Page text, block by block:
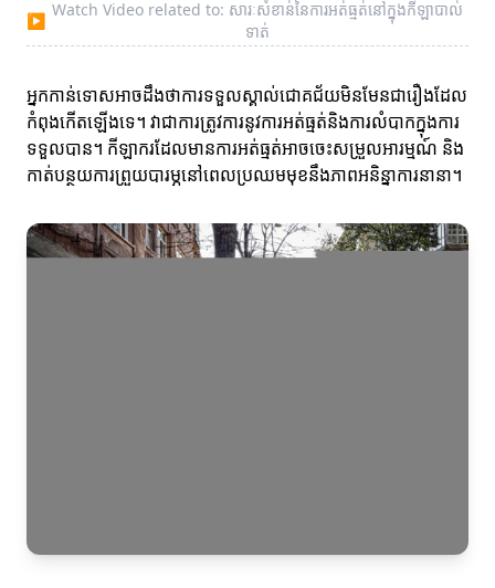
▶
Watch Video related to: សារៈសំខាន់នៃការអត់ធ្មត់នៅក្នុងកីឡាបាល់
ទាត់
អ្នកកាន់ទោសអាចដឹងថាការទទួលស្គាល់ជោគជ័យមិនមែនជារឿងដែល
កំពុងកើតឡើងទេ។ វាជាការត្រូវការនូវការអត់ធ្មត់និងការលំបាកក្នុងការ
ទទួលបាន។ កីឡាករដែលមានការអត់ធ្មត់អាចចេះសម្រួលអារម្មណ៍ និង
កាត់បន្ថយការព្រួយបារម្ភនៅពេលប្រឈមមុខនឹងភាពអនិន្នាការនានា។